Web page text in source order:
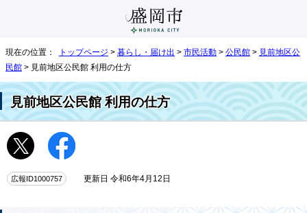
現在の位置： トップページ > 暮らし・届け出 > 市民活動 > 公民館 > 見前地区公
民館 > 見前地区公民館 利用の仕方
見前地区公民館 利用の仕方
広報ID1000757 更新日 令和6年4月12日